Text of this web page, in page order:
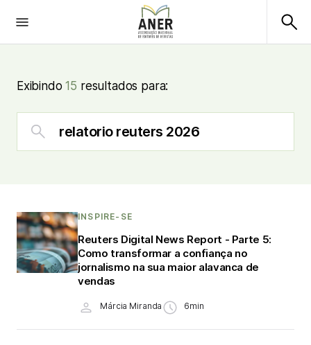
Exibindo15 resultados para:
INSPIRE-SE
Reuters Digital News Report - Parte 5:
Como transformar a confiança no
jornalismo na sua maior alavanca de
vendas
Márcia Miranda 6min